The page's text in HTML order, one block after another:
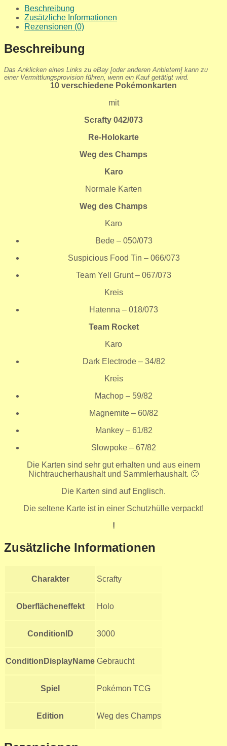
Beschreibung
Zusätzliche Informationen
Rezensionen (0)
Beschreibung
Das Anklicken eines Links zu eBay [oder anderen Anbietern] kann zu
einer Vermittlungsprovision führen, wenn ein Kauf getätigt wird.
10 verschiedene Pokémonkarten
mit
Scrafty 042/073
Re-Holokarte
Weg des Champs
Karo
Normale Karten
Weg des Champs
Karo
Bede – 050/073
Suspicious Food Tin – 066/073
Team Yell Grunt – 067/073
Kreis
Hatenna – 018/073
Team Rocket
Karo
Dark Electrode – 34/82
Kreis
Machop – 59/82
Magnemite – 60/82
Mankey – 61/82
Slowpoke – 67/82
Die Karten sind sehr gut erhalten und aus einem
Nichtraucherhaushalt und Sammlerhaushalt. 🙂
Die Karten sind auf Englisch.
Die seltene Karte ist in einer Schutzhülle verpackt!
!
Zusätzliche Informationen
Charakter Scrafty
Oberflächeneffekt Holo
ConditionID 3000
ConditionDisplayName Gebraucht
Spiel Pokémon TCG
Edition Weg des Champs